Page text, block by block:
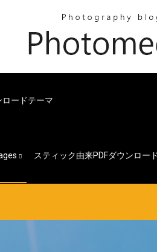
ードテーマ
スティック由来PDFダウンロード